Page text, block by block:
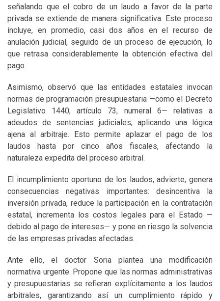
señalando que el cobro de un laudo a favor de la parte
privada se extiende de manera significativa. Este proceso
incluye, en promedio, casi dos años en el recurso de
anulación judicial, seguido de un proceso de ejecución, lo
que retrasa considerablemente la obtención efectiva del
pago.
Asimismo, observó que las entidades estatales invocan
normas de programación presupuestaria —como el Decreto
Legislativo 1440, artículo 73, numeral 6— relativas a
adeudos de sentencias judiciales, aplicando una lógica
ajena al arbitraje. Esto permite aplazar el pago de los
laudos hasta por cinco años fiscales, afectando la
naturaleza expedita del proceso arbitral.
El incumplimiento oportuno de los laudos, advierte, genera
consecuencias negativas importantes: desincentiva la
inversión privada, reduce la participación en la contratación
estatal, incrementa los costos legales para el Estado —
debido al pago de intereses— y pone en riesgo la solvencia
de las empresas privadas afectadas.
Ante ello, el doctor Soria plantea una modificación
normativa urgente. Propone que las normas administrativas
y presupuestarias se refieran explícitamente a los laudos
arbitrales, garantizando así un cumplimiento rápido y